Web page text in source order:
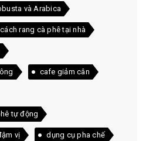
và Arabica
cách rang cà phê tại nhà
cafe giảm cân
tự động
vị dụng cụ pha chế